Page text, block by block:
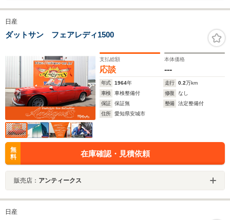
日産
ダットサン フェアレディ1500
支払総額
応談
本体価格
---
年式 1964年 走行 0.2万km
車検
車検整備付 修復
なし
保証
保証無 整備
法定整備付
住所
愛知県安城市
無
料
在庫確認・見積依頼
販売店： アンティークス
日産